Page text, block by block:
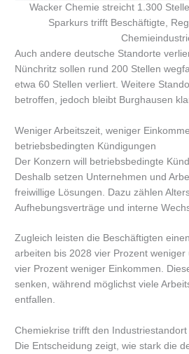
Wacker Chemie streicht 1.300
Sparkurs trifft Beschäftigte,
Auch andere deutsche Standorte
Nünchritz sollen rund 200 Stellen
etwa 60 Stellen verliert. Weitere
betroffen, jedoch bleibt Burghausen
Weniger Arbeitszeit, weniger
betriebsbedingten Kündigungen
Der Konzern will betriebsbedingte
Deshalb setzen Unternehmen und
freiwillige Lösungen. Dazu zählen
Aufhebungsverträge und interne
Zugleich leisten die Beschäftigten
arbeiten bis 2028 vier Prozent weniger
vier Prozent weniger Einkommen.
senken, während möglichst viele
entfallen.
Chemiekrise trifft den Industriestandort
Die Entscheidung zeigt, wie stark die